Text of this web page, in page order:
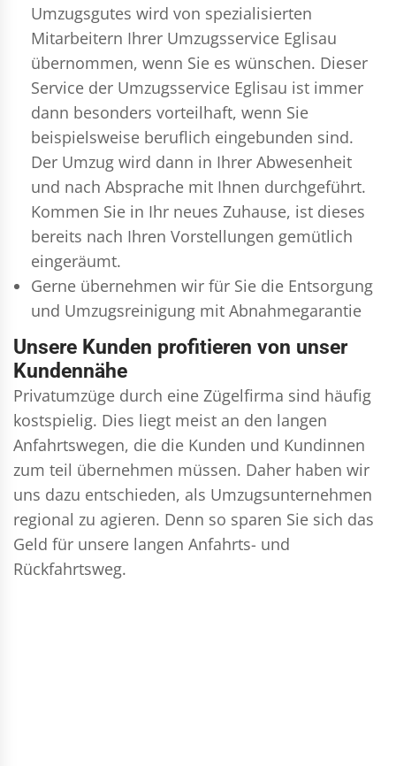
Umzugsgutes wird von spezialisierten
Mitarbeitern Ihrer Umzugsservice Eglisau
übernommen, wenn Sie es wünschen. Dieser
Service der Umzugsservice Eglisau ist immer
dann besonders vorteilhaft, wenn Sie
beispielsweise beruflich eingebunden sind.
Der Umzug wird dann in Ihrer Abwesenheit
und nach Absprache mit Ihnen durchgeführt.
Kommen Sie in Ihr neues Zuhause, ist dieses
bereits nach Ihren Vorstellungen gemütlich
eingeräumt.
Gerne übernehmen wir für Sie die Entsorgung
und Umzugsreinigung mit Abnahmegarantie
Unsere Kunden profitieren von unser
Kundennähe
Privatumzüge durch eine Zügelfirma sind häufig
kostspielig. Dies liegt meist an den langen
Anfahrtswegen, die die Kunden und Kundinnen
zum teil übernehmen müssen. Daher haben wir
uns dazu entschieden, als Umzugsunternehmen
regional zu agieren. Denn so sparen Sie sich das
Geld für unsere langen Anfahrts- und
Rückfahrtsweg.